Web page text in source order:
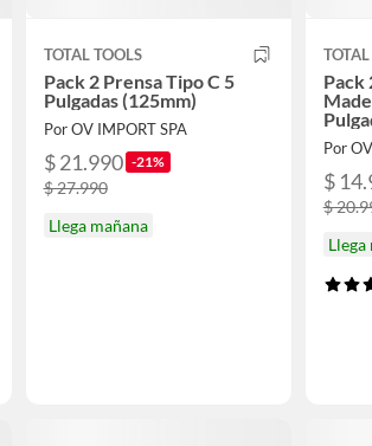
TOTAL TOOLS
Pack 2 Prensa Tipo C 5
Pulgadas (125mm)
Por OV IMPORT SPA
$ 21.990 -21%
$ 27.990
Llega mañana
Pack
Por
$
$
Llega